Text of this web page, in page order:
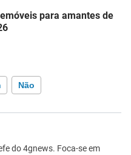
para amantes de
Não
que procuro
do 4gnews. Foca-se em